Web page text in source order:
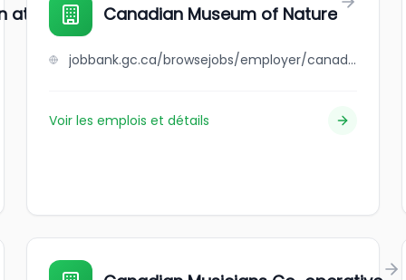
Pier 21 Canadian Museum of Nature
jobbank.gc.ca/browsejobs/employer/canadian+museum+of+nature/ca
Voir les emplois et détails